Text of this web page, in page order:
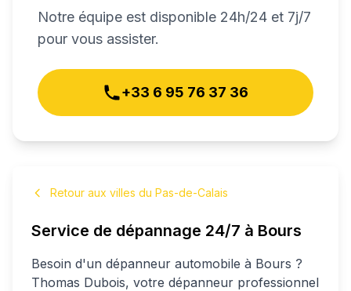
Notre équipe est disponible 24h/24 et 7j/7
pour vous assister.
+33 6 95 76 37 36
Retour aux villes du Pas-de-Calais
Service de dépannage 24/7 à Bours
Besoin d'un dépanneur automobile à Bours ?
Thomas Dubois, votre dépanneur professionnel